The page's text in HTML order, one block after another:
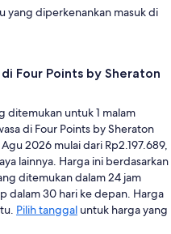
yang diperkenankan masuk di
Four Points by Sheraton
ditemukan untuk 1 malam
di Four Points by Sheraton
2026 mulai dari Rp2.197.689,
lainnya. Harga ini berdasarkan
ditemukan dalam 24 jam
dalam 30 hari ke depan. Harga
Pilih tanggal untuk harga yang